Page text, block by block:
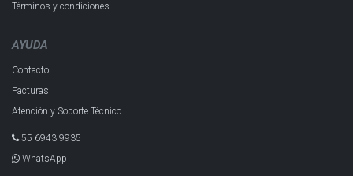
Términos y condiciones
AYUDA
Contacto
Facturas
Atención y Soporte Técnico
55 6943 993​5
WhatsApp